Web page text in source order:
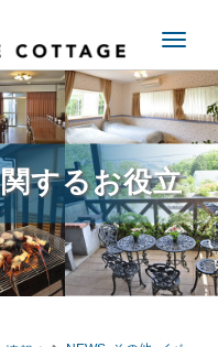
T
g
g
l
n
a
v
i
g
a
するお役立